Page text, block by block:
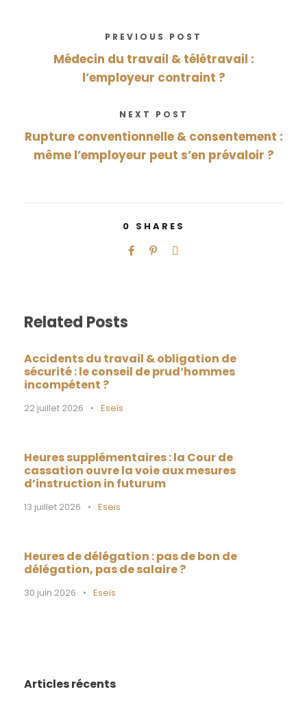
PREVIOUS POST
Médecin du travail & télétravail :
l’employeur contraint ?
NEXT POST
Rupture conventionnelle & consentement :
même l’employeur peut s’en prévaloir ?
0 SHARES
Related Posts
Accidents du travail & obligation de
sécurité : le conseil de prud’hommes
incompétent ?
22 juillet 2026 • Eseïs
Heures supplémentaires : la Cour de
cassation ouvre la voie aux mesures
d’instruction in futurum
13 juillet 2026 • Eseïs
Heures de délégation : pas de bon de
délégation, pas de salaire ?
30 juin 2026 • Eseïs
Articles récents